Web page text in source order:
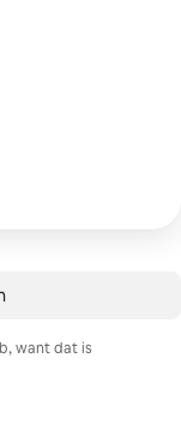
want dat is